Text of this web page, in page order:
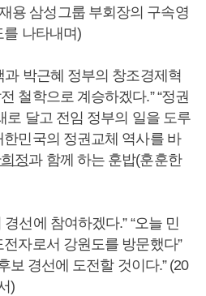
용 삼성그룹 부회장의 구속영
를 나타내며)
박근혜 정부의 창조경제혁
철학으로 계승하겠다.” “정권
로 달고 전임 정부의 일을 도루
민국의 정권교체 역사를 바
정과 함께 하는 훈밥(훈훈한
선에 참여하겠다.” “오늘 민
자로서 강원도를 방문했다”
보 경선에 도전할 것이다.” (20
)